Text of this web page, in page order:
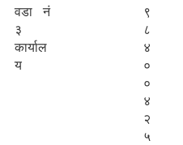
वडा नं
३
कार्याल
य
९
८
४
०
०
४
२
५